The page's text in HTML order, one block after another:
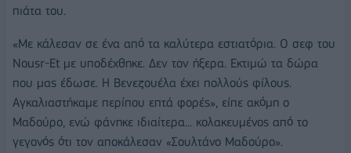
πιάτα του.
«Με κάλεσαν σε ένα από τα καλύτερα εστιατόρια. Ο σεφ του
Nousr-Et με υποδέχθηκε. Δεν τον ήξερα. Εκτιμώ τα δώρα
που μας έδωσε. Η Βενεζουέλα έχει πολλούς φίλους.
Αγκαλιαστήκαμε περίπου επτά φορές», είπε ακόμη ο
Μαδούρο, ενώ φάνηκε ιδιαίτερα... κολακευμένος από το
γεγονός ότι τον αποκάλεσαν «Σουλτάνο Μαδούρο».